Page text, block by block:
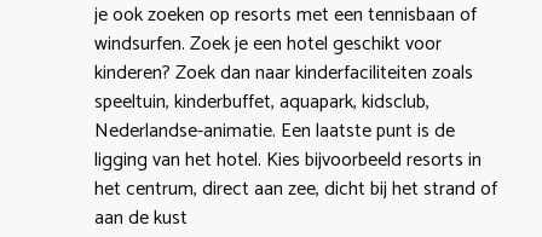
je ook zoeken op resorts met een tennisbaan of
windsurfen. Zoek je een hotel geschikt voor
kinderen? Zoek dan naar kinderfaciliteiten zoals
speeltuin, kinderbuffet, aquapark, kidsclub,
Nederlandse-animatie. Een laatste punt is de
ligging van het hotel. Kies bijvoorbeeld resorts in
het centrum, direct aan zee, dicht bij het strand of
aan de kust